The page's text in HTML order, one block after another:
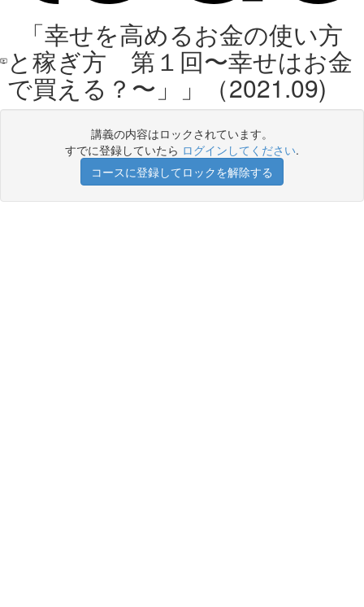
「幸せを高めるお金の使い方
と稼ぎ方 第１回〜幸せはお金
で買える？〜」」（2021.09)
講義の内容はロックされています。
すでに登録していたら ログインしてください.
コースに登録してロックを解除する